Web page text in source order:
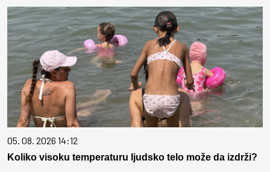
05. 08. 2026 14:12
Koliko visoku temperaturu ljudsko telo može da izdrži?